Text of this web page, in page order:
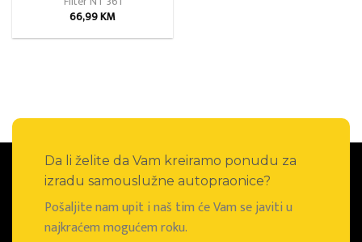
66,99KM
Da li želite da Vam kreiramo ponudu za
izradu samouslužne autopraonice?
Pošaljite nam upit i naš tim će Vam se javiti u
najkraćem mogućem roku.